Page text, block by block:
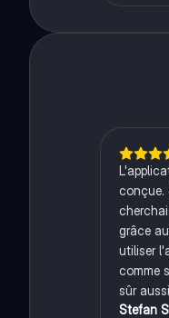
conçue.
grâce
utiliser
comme
sûr
Stefan S